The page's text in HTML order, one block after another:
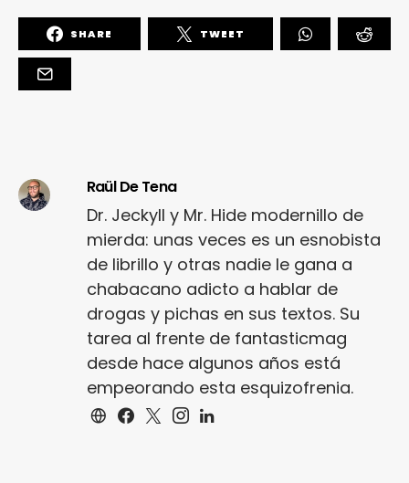
SHARE TWEET
Raül De Tena
Dr. Jeckyll y Mr. Hide modernillo de
mierda: unas veces es un esnobista
de librillo y otras nadie le gana a
chabacano adicto a hablar de
drogas y pichas en sus textos. Su
tarea al frente de fantasticmag
desde hace algunos años está
empeorando esta esquizofrenia.